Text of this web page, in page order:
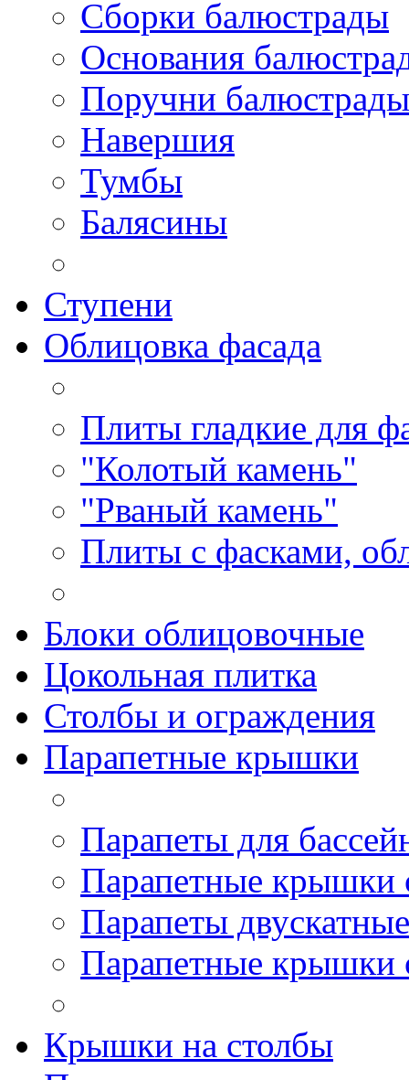
Сборки балюстрады
Основания
Поручни балюстрады
Навершия
Тумбы
Балясины
Ступени
Облицовка фасада
Плиты гладкие для
"Колотый камень"
"Рваный камень"
Плиты с фасками,
Блоки облицовочные
Цокольная плитка
Столбы и ограждения
Парапетные крышки
Парапеты для
Парапетные крышки
Парапеты двускатные
Парапетные крышки
Крышки на столбы